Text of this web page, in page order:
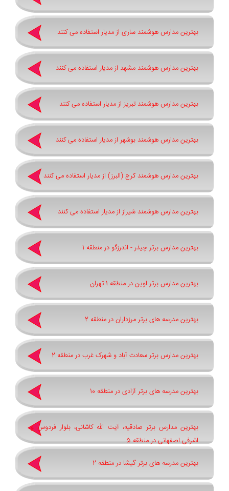
بهترین مدارس هوشمند ساری از مدیار استفاده می کنند
بهترین مدارس هوشمند مشهد از مدیار استفاده می کنند
بهترین مدارس هوشمند تبریز از مدیار استفاده می کنند
بهترین مدارس هوشمند بوشهر از مدیار استفاده می کنند
بهترین مدارس هوشمند کرج (البرز) از مدیار استفاده می کنند
بهترین مدارس هوشمند شیراز از مدیار استفاده می کنند
بهترین مدارس برتر چیذر - اندرزگو در منطقه 1
بهترین مدارس برتر اوین در منطقه 1 تهران
بهترین مدرسه های برتر مرزداران در منطقه 2
بهترین مدارس برتر سعادت آباد و شهرک غرب در منطقه 2
بهترین مدرسه های برتر آزادی در منطقه 10
بهترین مدارس برتر صادقیه، آیت الله کاشانی، بلوار فردوس و
اشرفی اصفهانی در منطقه 5
بهترین مدرسه های برتر گیشا در منطقه 2